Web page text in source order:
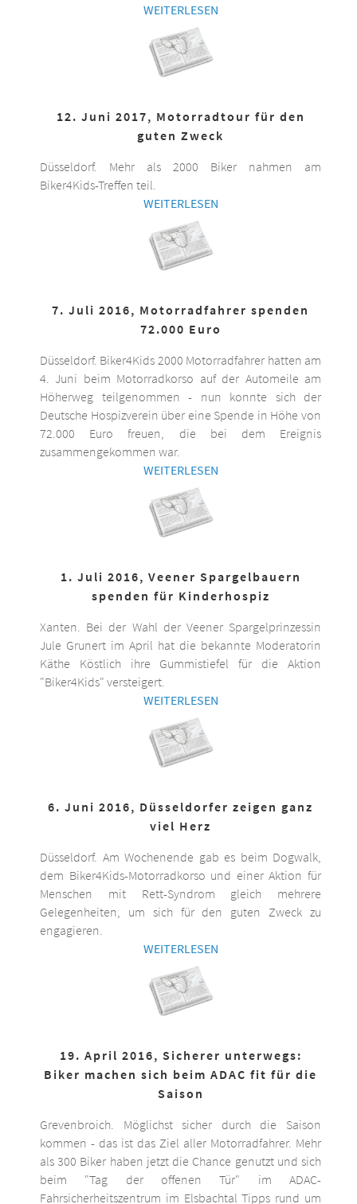
WEITERLESEN
12. Juni 2017, Motorradtour für den
guten Zweck
Düsseldorf. Mehr als 2000 Biker nahmen am
Biker4Kids-Treffen teil.
WEITERLESEN
7. Juli 2016, Motorradfahrer spenden
72.000 Euro
Düsseldorf. Biker4Kids 2000 Motorradfahrer hatten am
4. Juni beim Motorradkorso auf der Automeile am
Höherweg teilgenommen - nun konnte sich der
Deutsche Hospizverein über eine Spende in Höhe von
72.000 Euro freuen, die bei dem Ereignis
zusammengekommen war.
WEITERLESEN
1. Juli 2016, Veener Spargelbauern
spenden für Kinderhospiz
Xanten. Bei der Wahl der Veener Spargelprinzessin
Jule Grunert im April hat die bekannte Moderatorin
Käthe Köstlich ihre Gummistiefel für die Aktion
"Biker4Kids" versteigert.
WEITERLESEN
6. Juni 2016, Düsseldorfer zeigen ganz
viel Herz
Düsseldorf. Am Wochenende gab es beim Dogwalk,
dem Biker4Kids-Motorradkorso und einer Aktion für
Menschen mit Rett-Syndrom gleich mehrere
Gelegenheiten, um sich für den guten Zweck zu
engagieren.
WEITERLESEN
19. April 2016, Sicherer unterwegs:
Biker machen sich beim ADAC fit für die
Saison
Grevenbroich. Möglichst sicher durch die Saison
kommen - das ist das Ziel aller Motorradfahrer. Mehr
als 300 Biker haben jetzt die Chance genutzt und sich
beim "Tag der offenen Tür" im ADAC-
Fahrsicherheitszentrum im Elsbachtal Tipps rund um